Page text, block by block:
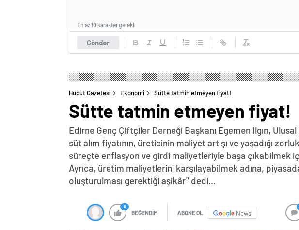
Gönder
En az 10 karakter gerekli
Hudut Gazetesi Ekonomi Sütte tatmin etmeyen fiyat!
Sütte tatmin etmeyen fiyat!
Edirne Genç Çiftçiler Derneği Başkanı Egemen Ilgın,
süt alım fiyatının, üreticinin maliyet artışı ve yaşadığı
süreçte enflasyon ve girdi maliyetleriyle başa çıkabilmek
Ayrıca, üretim maliyetlerini karşılayabilmek adına,
oluşturulması gerektiği aşikâr" dedi...
0
BEĞENDİM ABONE OL News